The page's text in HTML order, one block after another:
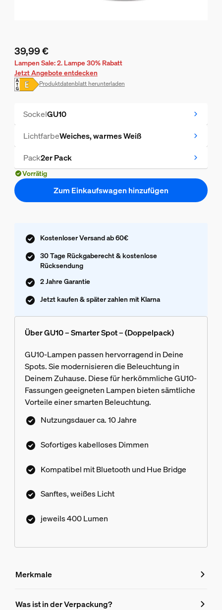
Aktueller Preis ist 39,99 €
39,99 €
Lampen Sale: 2. Lampe 30% Rabatt
Jetzt Angebote entdecken
Produktdatenblatt herunterladen
SockelGU10
LichtfarbeWeiches, warmes Weiß
Pack2er Pack
Vorrätig
Zum Einkaufswagen hinzufügen
Kostenloser Versand ab 60€
30 Tage Rückgaberecht & kostenlose
Rücksendung
2 Jahre Garantie
Jetzt kaufen & später zahlen mit Klarna
Über GU10 – Smarter Spot – (Doppelpack)
GU10-Lampen passen hervorragend in Deine
Spots. Sie modernisieren die Beleuchtung in
Deinem Zuhause. Diese für herkömmliche GU10-
Fassungen geeigneten Lampen bieten sämtliche
Vorteile einer smarten Beleuchtung.
Nutzungsdauer ca. 10 Jahre
Sofortiges kabelloses Dimmen
Kompatibel mit Bluetooth und Hue Bridge
Sanftes, weißes Licht
jeweils 400 Lumen
Merkmale
Merkmale
Was ist in der Verpackung?